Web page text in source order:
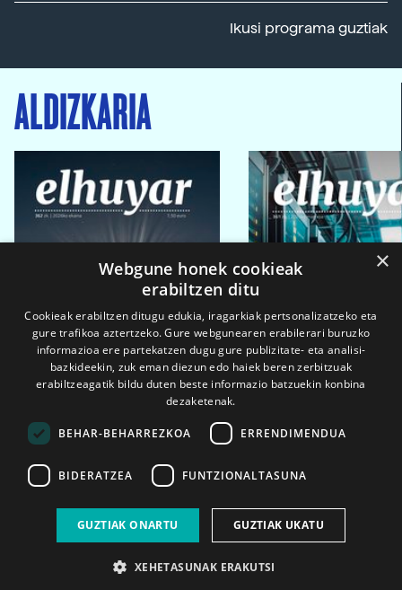
Ikusi programa guztiak
ALDIZKARIA
2026ko eka. 1a 2026ko mar. 1a
×
Webgune honek cookieak
erabiltzen ditu
Cookieak erabiltzen ditugu edukia, iragarkiak pertsonalizatzeko eta
gure trafikoa aztertzeko. Gure webgunearen erabilerari buruzko
informazioa ere partekatzen dugu gure publizitate- eta analisi-
bazkideekin, zuk eman diezun edo haiek beren zerbitzuak
erabiltzeagatik bildu duten beste informazio batzuekin konbina
dezaketenak.
BEHAR-BEHARREZKOA ERRENDIMENDUA
BIDERATZEA FUNTZIONALTASUNA
GUZTIAK ONARTU GUZTIAK UKATU
XEHETASUNAK ERAKUTSI